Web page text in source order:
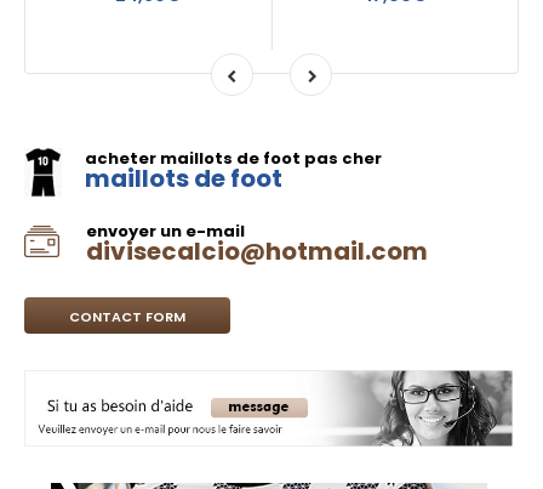
acheter maillots de foot pas cher
maillots de foot
envoyer un e-mail
divisecalcio@hotmail.com
CONTACT FORM